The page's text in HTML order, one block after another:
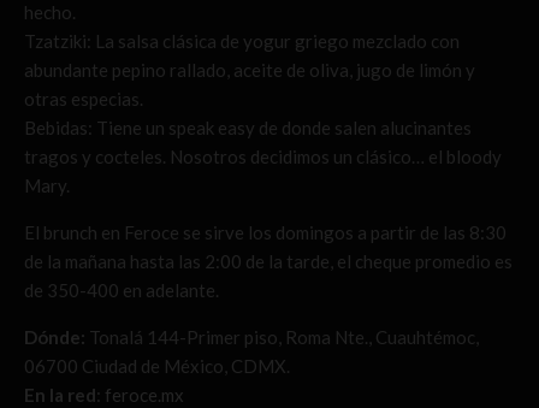
hecho.
Tzatziki: La salsa clásica de yogur griego mezclado con
abundante pepino rallado, aceite de oliva, jugo de limón y
otras especias.
Bebidas: Tiene un speak easy de donde salen alucinantes
tragos y cocteles. Nosotros decidimos un clásico… el bloody
Mary.
El brunch en Feroce se sirve los domingos a partir de las 8:30
de la mañana hasta las 2:00 de la tarde, el cheque promedio es
de 350-400 en adelante.
Dónde: Tonalá 144-Primer piso, Roma Nte., Cuauhtémoc,
06700 Ciudad de México, CDMX.
En la red: feroce.mx